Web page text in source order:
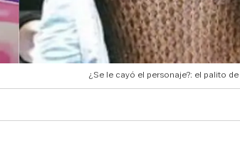
¿Se le cayó el personaje?: el palito